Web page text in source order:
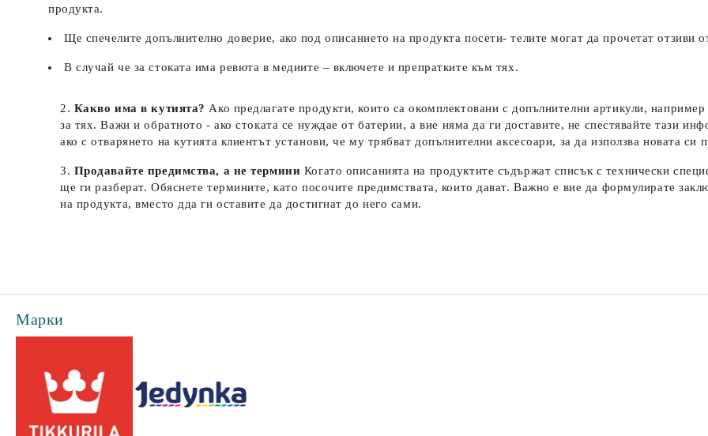
продукта.
Ще спечелите допълнително доверие, ако под описанието на продукта посети- телите могат да прочетат отзиви
В случай че за стоката има ревюта в медиите – включете и препратките към тях.
Какво има в кутията? Ако предлагате продукти, които са окомплектовани с допълнителни артикули,
за тях. Важи и обратното - ако стоката се нуждае от батерии, а вие няма да ги доставите, не спестявайте тази
ако с отварянето на кутията клиентът установи, че му трябват допълнителни аксесоари, за да използва новата
Продавайте предимства, а не термини Когато описанията на продуктите съдържат списък с технически
ще ги разберат. Обяснете термините, като посочите предимствата, които дават. Важно е вие да формулирате
на продукта, вместо дда ги оставите да достигнат до него сами.
Марки